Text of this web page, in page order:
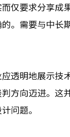
仅要求分享
。需要与中
透明地展示
方向迈进。这
问题。